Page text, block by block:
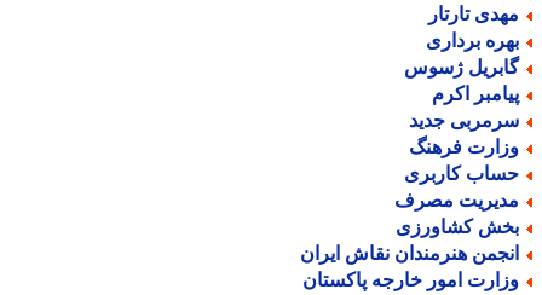
تارتار
برداری
ژسوس
اکرم
جدید
فرهنگ
کاربری
مصرف
کشاورزی
هنرمندان نقاش ایران
امور خارجه پاکستان